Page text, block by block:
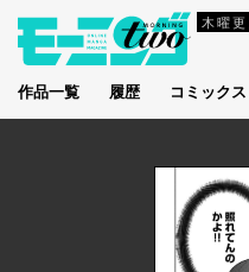
木曜
作品一覧 履歴 コミックス